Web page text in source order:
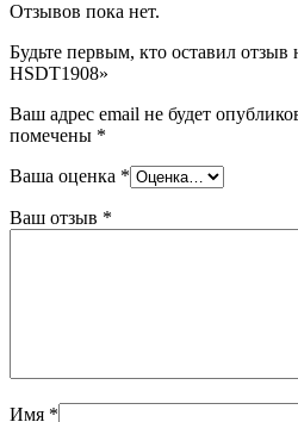
Отзывов пока нет.
Будьте первым, кто оставил
HSDT1908»
Ваш адрес email не будет
помечены *
Ваша оценка *
Ваш отзыв *
Имя *